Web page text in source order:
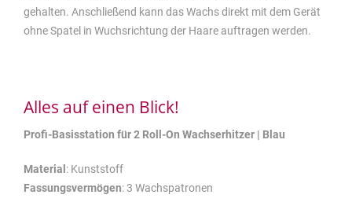
gehalten. Anschließend kann das Wachs direkt mit dem Gerät
ohne Spatel in Wuchsrichtung der Haare auftragen werden.
Alles auf einen Blick!
Profi-Basisstation für 2 Roll-On Wachserhitzer | Blau
Material : Kunststoff
Fassungsvermögen: 3 Wachspatronen